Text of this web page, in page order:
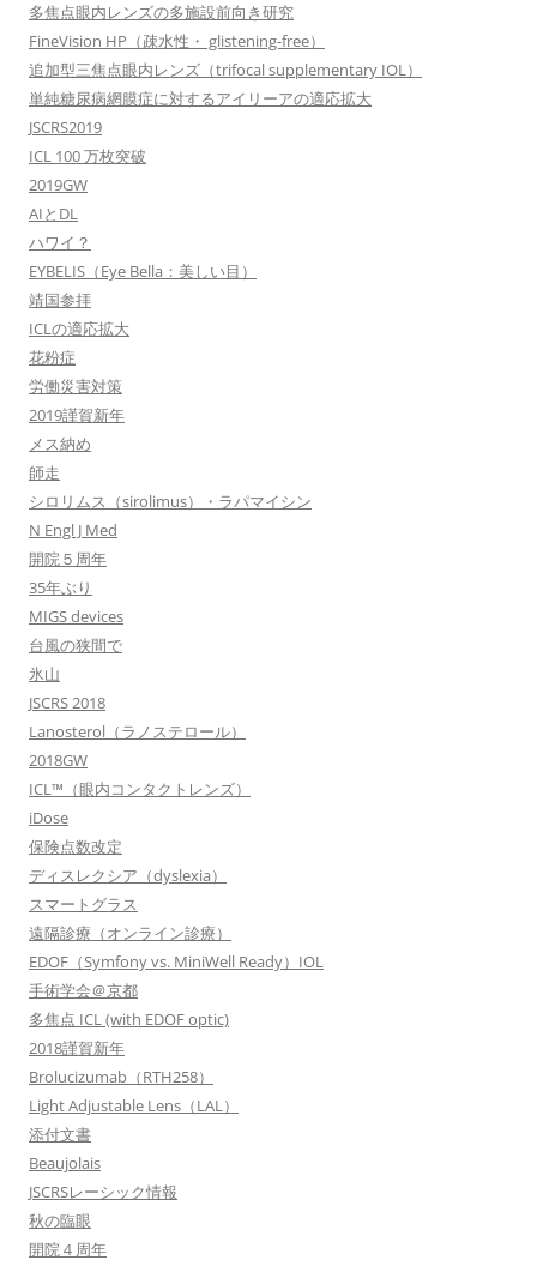
多焦点眼内レンズの多施設前向き研究
FineVision HP（疎水性・ glistening-free）
追加型三焦点眼内レンズ（trifocal supplementary IOL）
単純糖尿病網膜症に対するアイリーアの適応拡大
JSCRS2019
ICL 100 万枚突破
2019GW
AIとDL
ハワイ？
EYBELIS（Eye Bella：美しい目）
靖国参拝
ICLの適応拡大
花粉症
労働災害対策
2019謹賀新年
メス納め
師走
シロリムス（sirolimus）・ラパマイシン
N Engl J Med
開院５周年
35年ぶり
MIGS devices
台風の狭間で
氷山
JSCRS 2018
Lanosterol（ラノステロール）
2018GW
ICL™（眼内コンタクトレンズ）
iDose
保険点数改定
ディスレクシア（dyslexia）
スマートグラス
遠隔診療（オンライン診療）
EDOF（Symfony vs. MiniWell Ready）IOL
手術学会＠京都
多焦点 ICL (with EDOF optic)
2018謹賀新年
Brolucizumab（RTH258）
Light Adjustable Lens（LAL）
添付文書
Beaujolais
JSCRSレーシック情報
秋の臨眼
開院４周年